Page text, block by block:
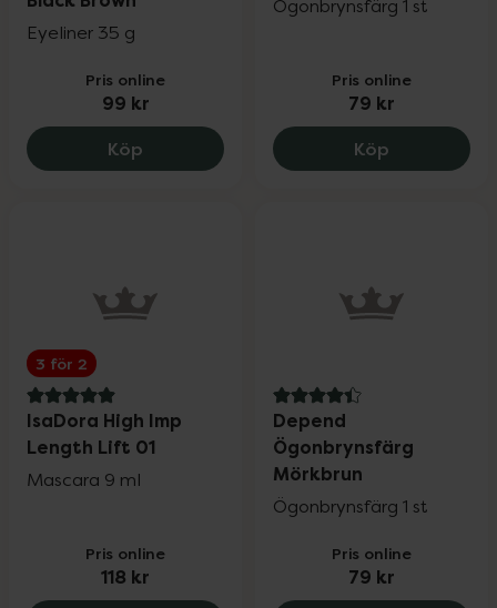
Eyeliner 35 g
Pris online
99 kr
Köp Isadora The Intense Eyeliner 24H
Ögonbrynsfärg 1 st
Pris online
79 kr
Köp Depend
3 för 2
5 av 5 i omdöme
IsaDora High Imp
Length Lift 01
Mascara 9 ml
Pris online
118 kr
4.4 av 5 i omdöme
Depend
Ögonbrynsfärg
Mörkbrun
Ögonbrynsfärg 1 st
Pris online
79 kr